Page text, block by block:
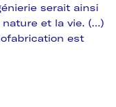
serait ainsi
nature et la vie. (…)
est